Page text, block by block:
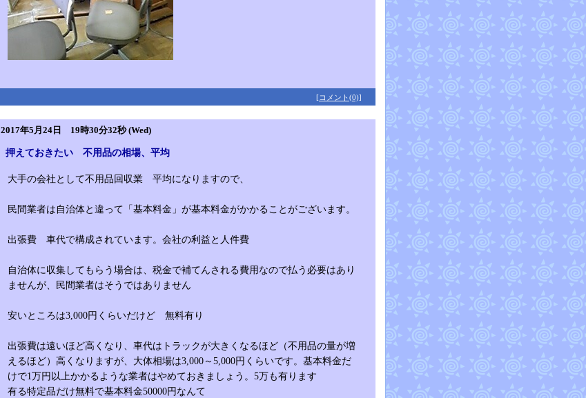
[コメント(0)]
2017年5月24日 19時30分32秒 (Wed)
押えておきたい 不用品の相場、平均
大手の会社として不用品回収業 平均になりますので、
民間業者は自治体と違って「基本料金」が基本料金がかかることがございます。
出張費 車代で構成されています。会社の利益と人件費
自治体に収集してもらう場合は、税金で補てんされる費用なので払う必要はあり
ませんが、民間業者はそうではありません
安いところは3,000円くらいだけど 無料有り
出張費は遠いほど高くなり、車代はトラックが大きくなるほど（不用品の量が増
えるほど）高くなりますが、大体相場は3,000～5,000円くらいです。基本料金だ
けで1万円以上かかるような業者はやめておきましょう。5万も有ります
有る特定品だけ無料で基本料金50000円なんて